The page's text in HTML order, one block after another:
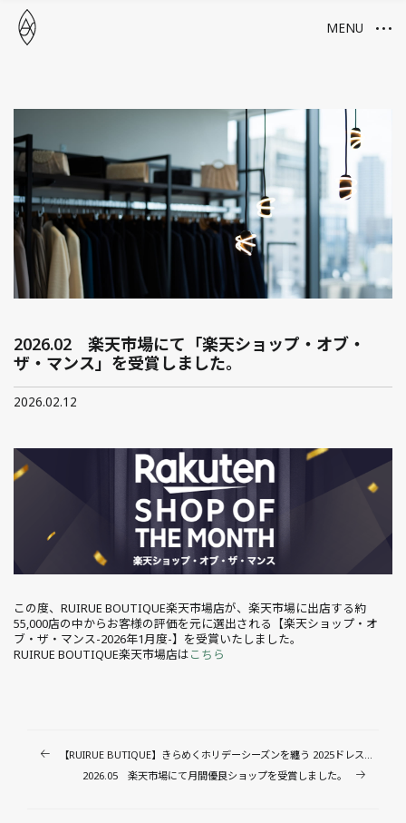
メニューを開
MENU
本文までスキップする
2026.02 楽天市場にて「楽天ショップ・オブ・
ザ・マンス」を受賞しました。
2026.02.12
この度、RUIRUE BOUTIQUE楽天市場店が、楽天市場に出店する約
55,000店の中からお客様の評価を元に選出される【楽天ショップ・オ
ブ・ザ・マンス-2026年1月度-】を受賞いたしました。
RUIRUE BOUTIQUE楽天市場店はこちら
【RUIRUE BUTIQUE】きらめくホリデーシーズンを纏う 2025ドレスコレクション。「THE ROYAL EXPRESS」を舞台に、非日常の車内で描くエレガンスな新作ムービーを公開。
2026.05 楽天市場にて月間優良ショップを受賞しました。